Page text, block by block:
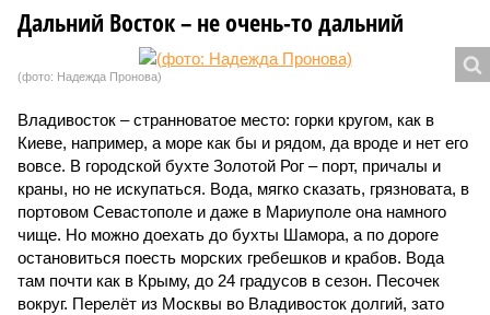
Дальний Восток – не очень-то дальний
(фото: Надежда Пронова)
Владивосток – странноватое место: горки кругом, как в
Киеве, например, а море как бы и рядом, да вроде и нет его
вовсе. В городской бухте Золотой Рог – порт, причалы и
краны, но не искупаться. Вода, мягко сказать, грязновата, в
портовом Севастополе и даже в Мариуполе она намного
чище. Но можно доехать до бухты Шамора, а по дороге
остановиться поесть морских гребешков и крабов. Вода
там почти как в Крыму, до 24 градусов в сезон. Песочек
вокруг. Перелёт из Москвы во Владивосток долгий, зато